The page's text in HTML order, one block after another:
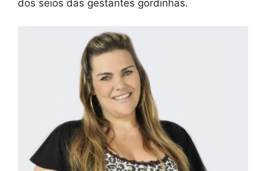
dos seios das gestantes gordinhas.